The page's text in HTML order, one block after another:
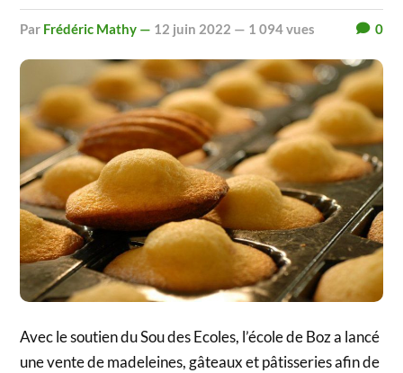
par Frédéric Mathy — 12 juin 2022 — 1 094 vues 0
Avec le soutien du Sou des Ecoles, l’école de Boz a lancé
une vente de madeleines, gâteaux et pâtisseries afin de